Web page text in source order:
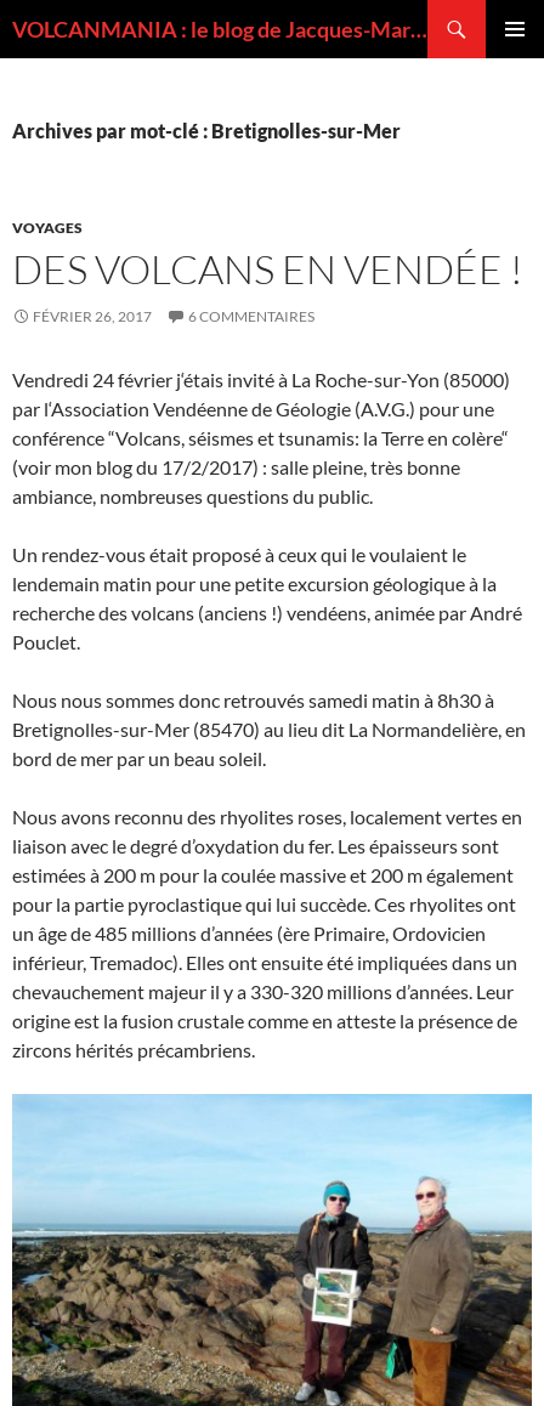
VOLCANMANIA : le blog de Jacques-Marie BARDINTZEFF, volcanologue
Archives par mot-clé : Bretignolles-sur-Mer
VOYAGES
DES VOLCANS EN VENDÉE !
FÉVRIER 26, 2017 6 COMMENTAIRES
Vendredi 24 février j‘étais invité à La Roche-sur-Yon (85000)
par l‘Association Vendéenne de Géologie (A.V.G.) pour une
conférence “Volcans, séismes et tsunamis: la Terre en colère“
(voir mon blog du 17/2/2017) : salle pleine, très bonne
ambiance, nombreuses questions du public.
Un rendez-vous était proposé à ceux qui le voulaient le
lendemain matin pour une petite excursion géologique à la
recherche des volcans (anciens !) vendéens, animée par André
Pouclet.
Nous nous sommes donc retrouvés samedi matin à 8h30 à
Bretignolles-sur-Mer (85470) au lieu dit La Normandelière, en
bord de mer par un beau soleil.
Nous avons reconnu des rhyolites roses, localement vertes en
liaison avec le degré d’oxydation du fer. Les épaisseurs sont
estimées à 200 m pour la coulée massive et 200 m également
pour la partie pyroclastique qui lui succède. Ces rhyolites ont
un âge de 485 millions d’années (ère Primaire, Ordovicien
inférieur, Tremadoc). Elles ont ensuite été impliquées dans un
chevauchement majeur il y a 330-320 millions d’années. Leur
origine est la fusion crustale comme en atteste la présence de
zircons hérités précambriens.